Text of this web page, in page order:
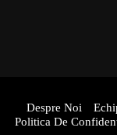
Despre Noi
Politica De